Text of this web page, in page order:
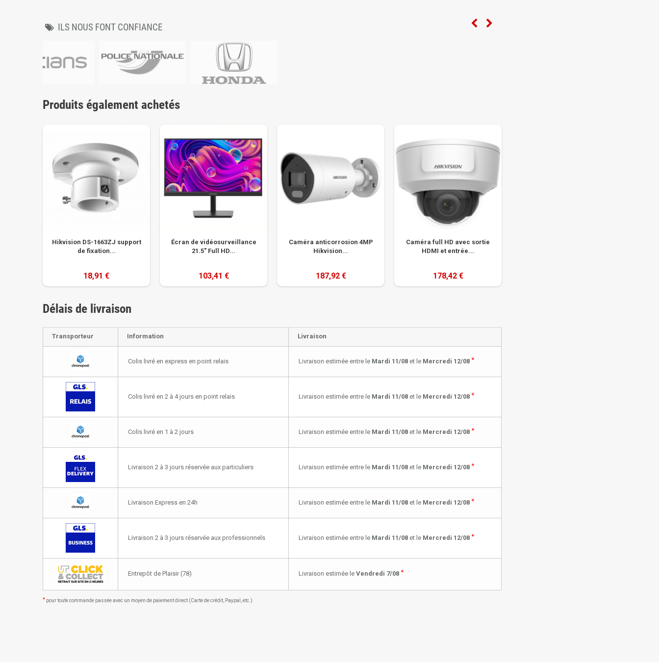
ILS NOUS FONT CONFIANCE
Produits également achetés
Hikvision DS-1663ZJ support
de fixation...
18,91 €
Écran de vidéosurveillance
21.5" Full HD...
103,41 €
Caméra anticorrosion 4MP
Hikvision...
187,92 €
Caméra full HD avec sortie
HDMI et entrée...
178,42 €
Délais de livraison
Transporteur Information Livraison
Colis livré en express en point relais Livraison estimée entre le Mardi 11/08 et le Mercredi 12/08 *
Colis livré en 2 à 4 jours en point relais Livraison estimée entre le Mardi 11/08 et le Mercredi 12/08 *
Colis livré en 1 à 2 jours Livraison estimée entre le Mardi 11/08 et le Mercredi 12/08 *
Livraison 2 à 3 jours réservée aux particuliers Livraison estimée entre le Mardi 11/08 et le Mercredi 12/08 *
Livraison Express en 24h Livraison estimée entre le Mardi 11/08 et le Mercredi 12/08 *
Livraison 2 à 3 jours réservée aux professionnels Livraison estimée entre le Mardi 11/08 et le Mercredi 12/08 *
Entrepôt de Plaisir (78) Livraison estimée le Vendredi 7/08 *
* pour toute commande passée avec un moyen de paiement direct (Carte de crédit, Paypal, etc.)